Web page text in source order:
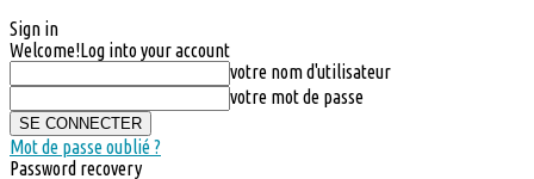
Sign in
Welcome!Log into your account
votre nom d'utilisateur
votre mot de passe
Mot de passe oublié ?
Password recovery